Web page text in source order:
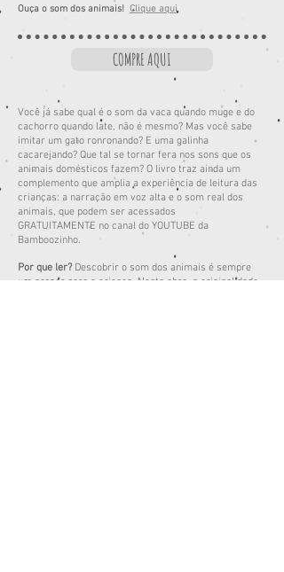
Ouça o som dos animais! Clique aqui
COMPRE AQUI
Você já sabe qual é o som da vaca quando muge e do
cachorro quando late, não é mesmo? Mas você sabe
imitar um gato ronronando? E uma galinha
cacarejando? Que tal se tornar fera nos sons que os
animais domésticos fazem? O livro traz ainda um
complemento que amplia a experiência de leitura das
crianças: a narração em voz alta e o som real dos
animais, que podem ser acessados
GRATUITAMENTE no canal do YOUTUBE da
Bamboozinho.
Por que ler? Descobrir o som dos animais é sempre
um prazer para a criança. Nesta obra, a originalidade